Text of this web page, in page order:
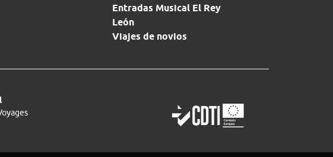
Entradas Musical El Rey
León
Viajes de novios